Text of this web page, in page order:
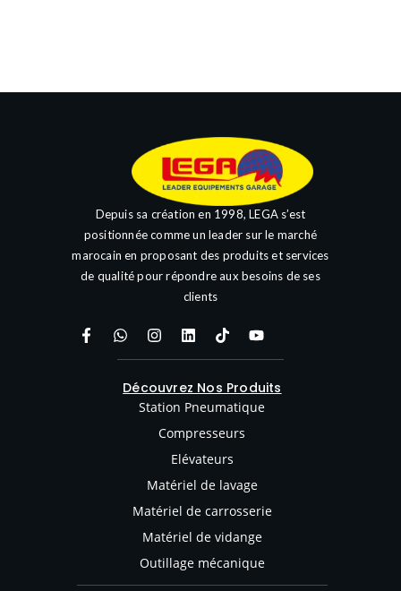
Depuis sa création en 1998, LEGA s’est
positionnée comme un leader sur le marché
marocain en proposant des produits et services
de qualité pour répondre aux besoins de ses
clients
Découvrez Nos Produits
Station Pneumatique
Compresseurs
Elévateurs
Matériel de lavage
Matériel de carrosserie
Matériel de vidange
Outillage mécanique